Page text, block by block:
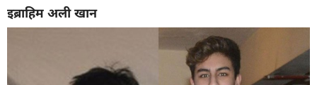
इब्राहिम अली खान